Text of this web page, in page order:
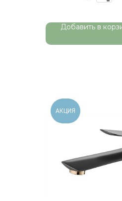
Добавить в
АКЦИЯ